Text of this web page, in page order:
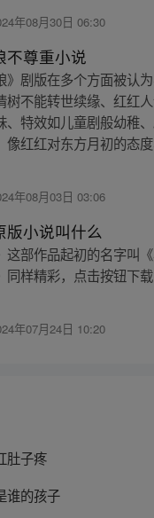
年08月30日 06:30
不尊重小说
》剧版在多个方面被认
树不能转世续缘、红红
、特效如儿童剧般幼稚
像红红对东方月初的态度
年08月03日 03:06
版小说叫什么
这部作品起初的名字叫
同样精彩，点击按钮下
年07月24日 10:20
肚子疼
谁的孩子